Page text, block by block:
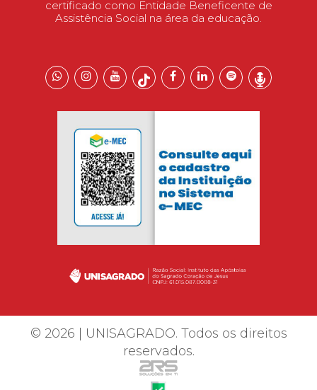
certificado como Entidade Beneficente de
Assistência Social na área da educação.
© 2026 | UNISAGRADO. Todos os direitos
reservados.